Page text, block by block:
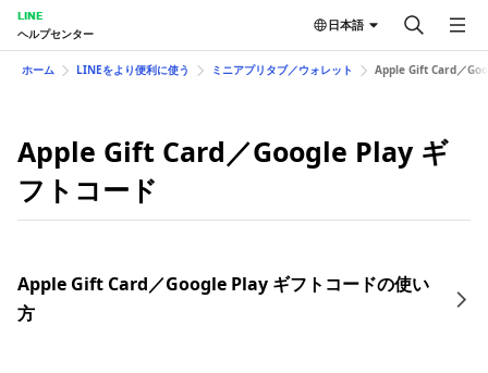
LINE
ヘルプセンター
日本語
ホーム LINEをより便利に使う ミニアプリタブ／ウォレット Apple Gift Card／
Apple Gift Card／Google Play ギ
フトコード
Apple Gift Card／Google Play ギフトコードの使い
方